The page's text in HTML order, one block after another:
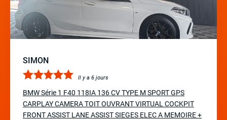
SIMON
Il y a 6 jours
BMW Série 1 F40 118IA 136 CV TYPE M SPORT GPS
CARPLAY CAMERA TOIT OUVRANT VIRTUAL COCKPIT
FRONT ASSIST LANE ASSIST SIEGES ELEC A MEMOIRE +